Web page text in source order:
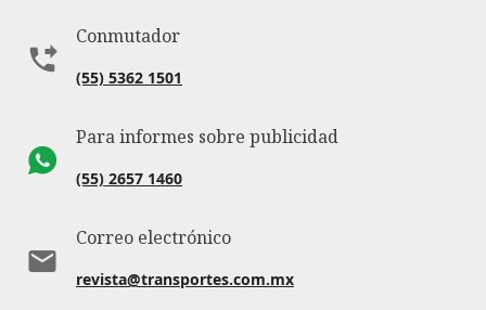
Conmutador
(55) 5362 1501
Para informes sobre publicidad
(55) 2657 1460
Correo electrónico
revista@transportes.com.mx